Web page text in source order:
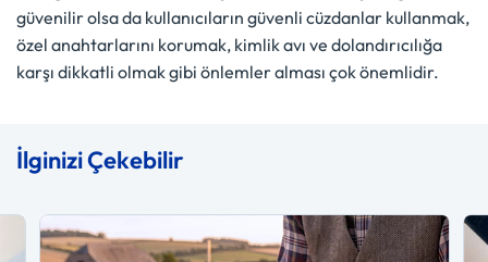
güvenilir olsa da kullanıcıların güvenli cüzdanlar kullanmak,
özel anahtarlarını korumak, kimlik avı ve dolandırıcılığa
karşı dikkatli olmak gibi önlemler alması çok önemlidir.
İlginizi Çekebilir